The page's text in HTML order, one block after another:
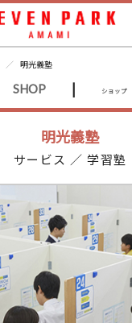
明光義塾
SHOP | ショップ
明光義塾
サービス ／ 学習塾